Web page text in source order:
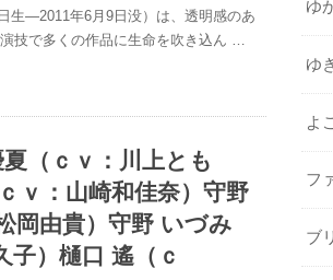
生―2011年6月9日没）は、透明感のあ
技で多くの作品に生命を吹き込ん …
（ｃｖ：川上とも
ｖ：山崎和佳奈）守野
岡由貴）守野 いづみ
子）樋口 遙（ｃ
ゆ
ゆ
よ
フ
ブ